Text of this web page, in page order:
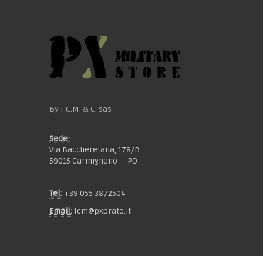
By F.C.M. & C. sas
Sede:
Via Baccheretana, 178/B
59015 Carmignano — PO
Tel: +39 055 3872504
Email: fcm@pxprato.it